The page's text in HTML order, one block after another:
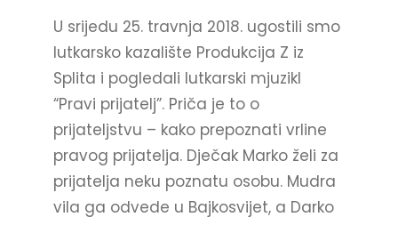
U srijedu 25. travnja 2018. ugostili smo
lutkarsko kazalište Produkcija Z iz
Splita i pogledali lutkarski mjuzikl
“Pravi prijatelj”. Priča je to o
prijateljstvu – kako prepoznati vrline
pravog prijatelja. Dječak Marko želi za
prijatelja neku poznatu osobu. Mudra
vila ga odvede u Bajkosvijet, a Darko